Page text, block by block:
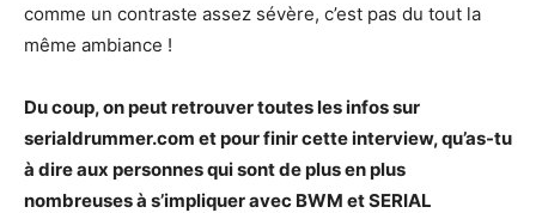
comme un contraste assez sévère, c’est pas du tout la
même ambiance !
Du coup, on peut retrouver toutes les infos sur
serialdrummer.com et pour finir cette interview, qu’as-tu
à dire aux personnes qui sont de plus en plus
nombreuses à s’impliquer avec BWM et SERIAL